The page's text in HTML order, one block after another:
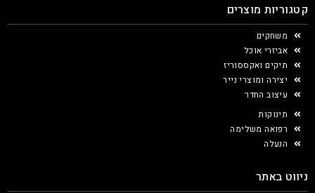
קטגוריות מוצרים
משחקים
אביזרי אוכל
תיקים ואקססוריז
יצירה ומוצרי נייר
עיצוב החדר
תינוקות
רפואה משלימה
הנעלה
ניווט באתר